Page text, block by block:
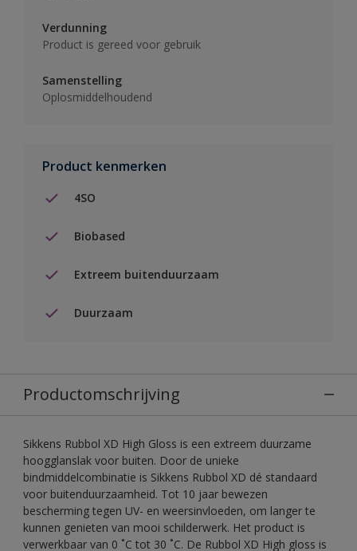
Verdunning
Product is gereed voor gebruik
Samenstelling
Oplosmiddelhoudend
Product kenmerken
4SO
Biobased
Extreem buitenduurzaam
Duurzaam
Productomschrijving
Sikkens Rubbol XD High Gloss is een extreem duurzame
hoogglanslak voor buiten. Door de unieke
bindmiddelcombinatie is Sikkens Rubbol XD dé standaard
voor buitenduurzaamheid. Tot 10 jaar bewezen
bescherming tegen UV- en weersinvloeden, om langer te
kunnen genieten van mooi schilderwerk. Het product is
verwerkbaar van 0 ˚C tot 30 ˚C. De Rubbol XD High gloss is